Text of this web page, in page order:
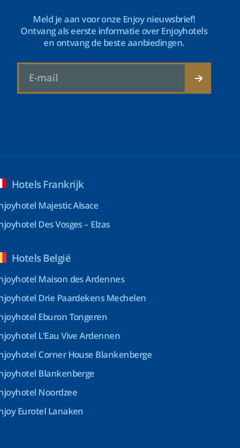
Meld je aan voor onze Enjoy nieuwsbrief!
Ontvang als eerste informatie over Enjoyhotels
en ontvang de beste aanbiedingen.
Hotels Frankrijk
Majestic Alsace
Des Vosges – Elzas
Hotels België
Maison des Ardennes
Drie Paardekens Mechelen
Eburon Tongeren
L’Eau Vive Ardennen
Corner House Blankenberge
Blankenberge
Noordzee
Eurotel Lanaken